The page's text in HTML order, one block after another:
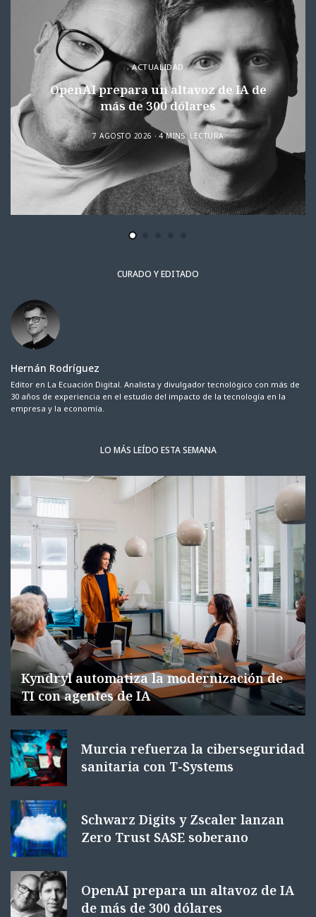
ACTUALIDAD
OpenAI prepara un altavoz de IA de
más de 300 dólares
7 AGOSTO 2026 4 MINS. LECTURA
CURADO Y EDITADO
Hernán Rodríguez
Editor en La Ecuación Digital. Analista y divulgador tecnológico con más de
30 años de experiencia en el estudio del impacto de la tecnología en la
empresa y la economía.
LO MÁS LEÍDO ESTA SEMANA
Kyndryl automatiza la modernización de
TI con agentes de IA
Murcia refuerza la ciberseguridad
sanitaria con T-Systems
Schwarz Digits y Zscaler lanzan
Zero Trust SASE soberano
OpenAI prepara un altavoz de IA
de más de 300 dólares